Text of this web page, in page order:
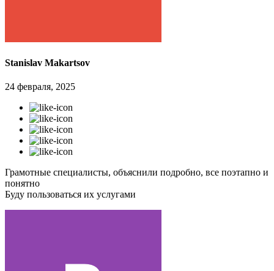
Stanislav Makartsov
24 февраля, 2025
Грамотные специалисты, объяснили подробно, все поэтапно и
понятно
Буду пользоваться их услугами